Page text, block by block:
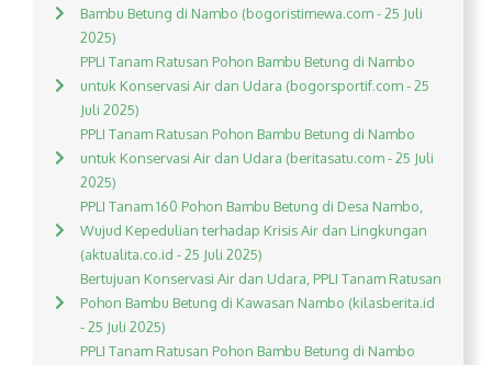
Bambu Betung di Nambo (bogoristimewa.com - 25 Juli
2025)
PPLI Tanam Ratusan Pohon Bambu Betung di Nambo
untuk Konservasi Air dan Udara (bogorsportif.com - 25
Juli 2025)
PPLI Tanam Ratusan Pohon Bambu Betung di Nambo
untuk Konservasi Air dan Udara (beritasatu.com - 25 Juli
2025)
PPLI Tanam 160 Pohon Bambu Betung di Desa Nambo,
Wujud Kepedulian terhadap Krisis Air dan Lingkungan
(aktualita.co.id - 25 Juli 2025)
Bertujuan Konservasi Air dan Udara, PPLI Tanam Ratusan
Pohon Bambu Betung di Kawasan Nambo (kilasberita.id
- 25 Juli 2025)
PPLI Tanam Ratusan Pohon Bambu Betung di Nambo